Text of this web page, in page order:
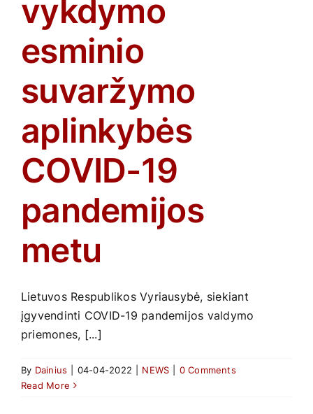
vykdymo
esminio
suvaržymo
aplinkybės
COVID-19
pandemijos
metu
Lietuvos Respublikos Vyriausybė, siekiant
įgyvendinti COVID-19 pandemijos valdymo
priemones, [...]
By Dainius 04-04-2022 NEWS
0 Comments
Read More